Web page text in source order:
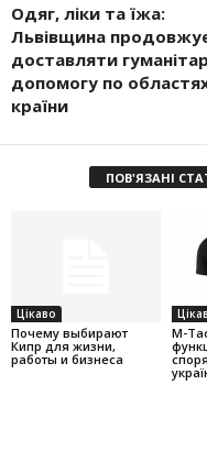
Одяг, ліки та їжа:
Львівщина
доставляти
допомогу по
країни
ПОВ'ЯЗАНІ
Цікаво
Почему выбирают
Кипр для жизни,
работы и бизнеса
M-